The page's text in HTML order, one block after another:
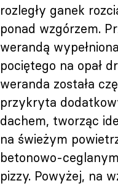
rozległy ganek
ponad wzgórzem.
werandą
pociętego na opał
weranda została
przykryta
dachem, tworząc
na świeżym
betonowo-
pizzy. Powyżej, na